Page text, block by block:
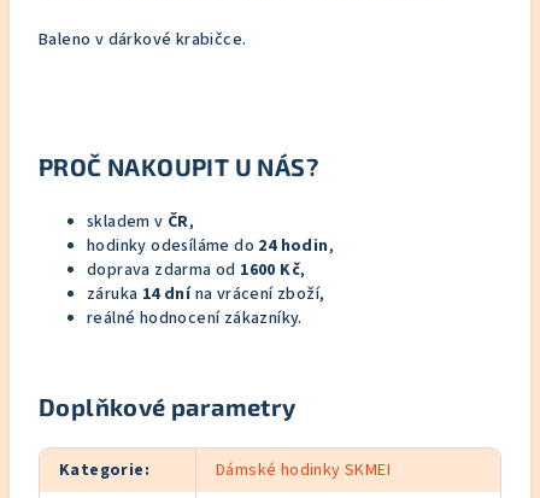
Baleno v dárkové krabičce.
PROČ NAKOUPIT U NÁS?
skladem v ČR,
hodinky odesíláme do 24 hodin,
doprava zdarma od 1600 Kč,
záruka 14 dnína vrácení zboží,
reálné hodnocení zákazníky.
Doplňkové parametry
Kategorie:
Dámské hodinky SKMEI